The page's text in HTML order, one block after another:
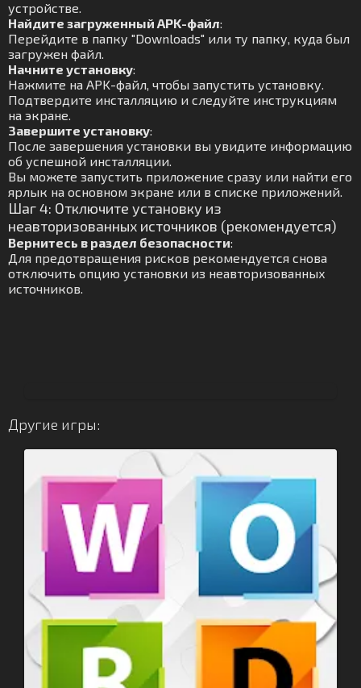
устройстве.
Найдите загруженный APK-файл:
Перейдите в папку "Downloads" или ту папку, куда был
загружен файл.
Начните установку:
Нажмите на APK-файл, чтобы запустить установку.
Подтвердите инсталляцию и следуйте инструкциям
на экране.
Завершите установку:
После завершения установки вы увидите информацию
об успешной инсталляции.
Вы можете запустить приложение сразу или найти его
ярлык на основном экране или в списке приложений.
Шаг 4: Отключите установку из
неавторизованных источников (рекомендуется)
Вернитесь в раздел безопасности:
Для предотвращения рисков рекомендуется снова
отключить опцию установки из неавторизованных
источников.
Другие игры: